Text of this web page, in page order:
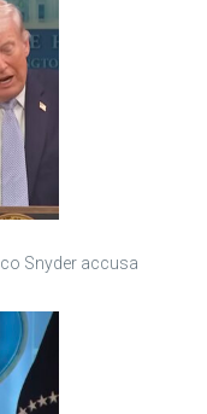
Snyder accusa